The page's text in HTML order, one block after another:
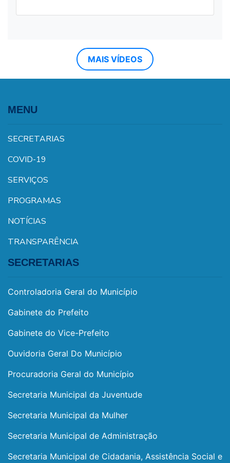
MAIS VÍDEOS
MENU
SECRETARIAS
COVID-19
SERVIÇOS
PROGRAMAS
NOTÍCIAS
TRANSPARÊNCIA
SECRETARIAS
Controladoria Geral do Município
Gabinete do Prefeito
Gabinete do Vice-Prefeito
Ouvidoria Geral Do Município
Procuradoria Geral do Município
Secretaria Municipal da Juventude
Secretaria Municipal da Mulher
Secretaria Municipal de Administração
Secretaria Municipal de Cidadania, Assistência Social e